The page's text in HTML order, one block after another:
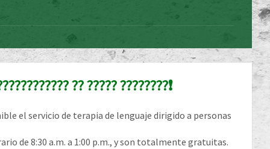
?? ????? ????????❗
el servicio de terapia de lenguaje dirigido a personas
de 8:30 a.m. a 1:00 p.m., y son totalmente gratuitas.